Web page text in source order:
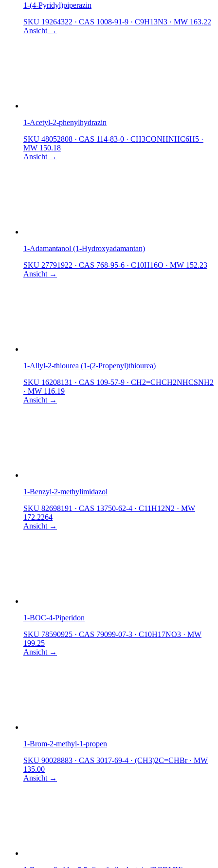
1-(4-Pyridyl)piperazin
SKU 19264322 · CAS 1008-91-9 · C9H13N3 · MW 163.22
Ansicht →
1-Acetyl-2-phenylhydrazin
SKU 48052808 · CAS 114-83-0 · CH3CONHNHC6H5 ·
MW 150.18
Ansicht →
1-Adamantanol (1-Hydroxyadamantan)
SKU 27791922 · CAS 768-95-6 · C10H16O · MW 152.23
Ansicht →
1-Allyl-2-thiourea (1-(2-Propenyl)thiourea)
SKU 16208131 · CAS 109-57-9 · CH2=CHCH2NHCSNH2
· MW 116.19
Ansicht →
1-Benzyl-2-methylimidazol
SKU 82698191 · CAS 13750-62-4 · C11H12N2 · MW
172.2264
Ansicht →
1-BOC-4-Piperidon
SKU 78590925 · CAS 79099-07-3 · C10H17NO3 · MW
199.25
Ansicht →
1-Brom-2-methyl-1-propen
SKU 90028883 · CAS 3017-69-4 · (CH3)2C=CHBr · MW
135.00
Ansicht →